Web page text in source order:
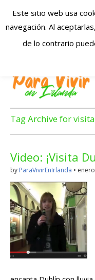
en
Irlanda
Blog dedicado a los
Irlanda!
Tag Archive for
Video: ¡Visita
by ParaVivirEnIrlanda •
Este sitio web usa
navegación. Al
de lo contrario